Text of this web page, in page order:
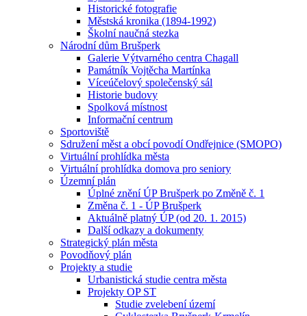
Historické fotografie
Městská kronika (1894-1992)
Školní naučná stezka
Národní dům Brušperk
Galerie Výtvarného centra Chagall
Památník Vojtěcha Martínka
Víceúčelový společenský sál
Historie budovy
Spolková místnost
Informační centrum
Sportoviště
Sdružení měst a obcí povodí Ondřejnice (SMOPO)
Virtuální prohlídka města
Virtuální prohlídka domova pro seniory
Územní plán
Úplné znění ÚP Brušperk po Změně č. 1
Změna č. 1 - ÚP Brušperk
Aktuálně platný ÚP (od 20. 1. 2015)
Další odkazy a dokumenty
Strategický plán města
Povodňový plán
Projekty a studie
Urbanistická studie centra města
Projekty OP ST
Studie zvelebení území